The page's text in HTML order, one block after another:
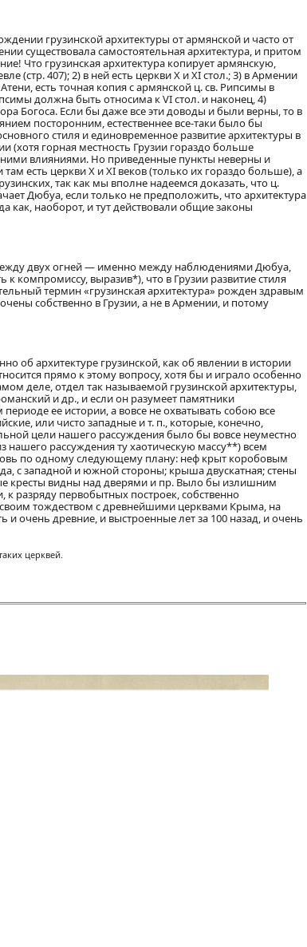
грузинской архитектуры от армянской и часто от
существовала самостоятельная архитектура, и притом
Что грузинская архитектура копирует армянскую,
(стр. 407); 2) в ней есть церкви X и XI стол.; 3) в Армении
есть точная копия с армянской ц. св. Рипсимы в
должна быть относима к VI стол. и наконец, 4)
Богоса. Если бы даже все эти доводы и были верны, то в
посторонним, естественнее все-таки было бы
стиля и единовременное развитие архитектуры в
горная местность Грузии гораздо больше
влияниями. Но приведенные пункты неверны и
есть церкви X и XI веков (только их гораздо больше), а
так как мы вполне надеемся доказать, что ц.
Дюбуа, если только не предположить, что архитектура
как, наоборот, и тут действовали общие законы
двух огней — именно между наблюдениями Дюбуа,
компромиссу, выразив*), что в Грузии развитие стиля
термин «грузинская архитектура» рожден здравым
собственно в Грузии, а не в Армении, и потому
об архитектуре грузинской, как об явлении в истории
прямо к этому вопросу, хотя бы и играло особенно
деле, отдел так называемой грузинской архитектуры,
и др., и если он разумеет памятники
ее истории, а вовсе не охватывать собою все
или чисто западные и т. п., которые, конечно,
цели нашего рассуждения было бы вовсе неуместно
нашего рассуждения ту хаотическую массу**) всем
по одному следующему плану: неф крыт коробовым
с западной и южной стороны; крыша двускатная; стены
кресты видны над дверями и пр. Выло бы излишним
к разряду первобытных построек, собственно
тождеством с древнейшими церквами Крыма, на
очень древние, и выстроенные лет за 100 назад, и очень
церквей.